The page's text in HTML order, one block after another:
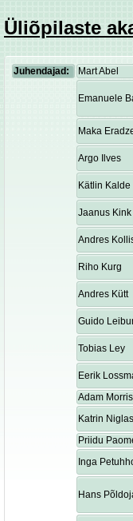
Üliõpilaste
Juhendajad: Mart Abel
Emanuele
Maka
Argo Ilves
Kätlin Kalde
Jaanus Kink
Andres
Riho Kurg
Andres Kütt
Guido
Tobias Ley
Eerik
Adam Morris
Katrin Niglas
Priidu
Inga
Hans